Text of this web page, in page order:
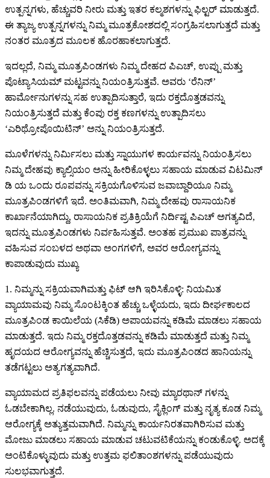
ಉತ್ಪನ್ನಗಳು, ಹೆಚ್ಚುವರಿ ನೀರು ಮತ್ತು ಇತರ ಕಲ್ಮಶಗಳನ್ನು ಫಿಲ್ಟರ್ ಮಾಡುತ್ತದೆ.
ಈ ತ್ಯಾಜ್ಯ ಉತ್ಪನ್ನಗಳನ್ನು ನಿಮ್ಮ ಮೂತ್ರಕೋಶದಲ್ಲಿ ಸಂಗ್ರಹಿಸಲಾಗುತ್ತದೆ ಮತ್ತು
ನಂತರ ಮೂತ್ರದ ಮೂಲಕ ಹೊರಹಾಕಲಾಗುತ್ತದೆ.
ಇದಲ್ಲದೆ, ನಿಮ್ಮ ಮೂತ್ರಪಿಂಡಗಳು ನಿಮ್ಮ ದೇಹದ ಪಿಎಚ್, ಉಪ್ಪು ಮತ್ತು
ಪೊಟ್ಯಾಸಿಯಮ್ ಮಟ್ಟವನ್ನು ನಿಯಂತ್ರಿಸುತ್ತವೆ. ಅವರು ‘ರೆನಿನ್’
ಹಾರ್ಮೋನುಗಳನ್ನು ಸಹ ಉತ್ಪಾದಿಸುತ್ತಾರೆ, ಇದು ರಕ್ತದೊತ್ತಡವನ್ನು
ನಿಯಂತ್ರಿಸುತ್ತದೆ ಮತ್ತು ಕೆಂಪು ರಕ್ತ ಕಣಗಳನ್ನು ಉತ್ಪಾದಿಸಲು
‘ಎರಿಥ್ರೋಪೊಯಿಟಿನ್’ ಅನ್ನು ನಿಯಂತ್ರಿಸುತ್ತದೆ.
ಮೂಳೆಗಳನ್ನು ನಿರ್ಮಿಸಲು ಮತ್ತು ಸ್ನಾಯುಗಳ ಕಾರ್ಯವನ್ನು ನಿಯಂತ್ರಿಸಲು
ನಿಮ್ಮ ದೇಹವು ಕ್ಯಾಲ್ಸಿಯಂ ಅನ್ನು ಹೀರಿಕೊಳ್ಳಲು ಸಹಾಯ ಮಾಡುವ ವಿಟಮಿನ್
ಡಿ ಯ ಒಂದು ರೂಪವನ್ನು ಸಕ್ರಿಯಗೊಳಿಸುವ ಜವಾಬ್ದಾರಿಯೂ ನಿಮ್ಮ
ಮೂತ್ರಪಿಂಡಗಳಿಗೆ ಇದೆ. ಅಂತಿಮವಾಗಿ, ನಿಮ್ಮ ದೇಹವು ರಾಸಾಯನಿಕ
ಕಾರ್ಖಾನೆಯಾಗಿದ್ದು, ರಾಸಾಯನಿಕ ಪ್ರತಿಕ್ರಿಯೆಗೆ ನಿರ್ದಿಷ್ಟ ಪಿಎಚ್ ಅಗತ್ಯವಿದೆ,
ಇದನ್ನು ಮೂತ್ರಪಿಂಡಗಳು ನಿರ್ವಹಿಸುತ್ತವೆ. ಅಂತಹ ಪ್ರಮುಖ ಪಾತ್ರವನ್ನು
ವಹಿಸುವ ಸಂಬಳದ ಅಥವಾ ಅಂಗಗಳಿಗೆ, ಅವರ ಆರೋಗ್ಯವನ್ನು
ಕಾಪಾಡುವುದು ಮುಖ್ಯ
1. ನಿಮ್ಮನ್ನು ಸಕ್ರಿಯವಾಗಿಮತ್ತು ಫಿಟ್ ಆಗಿ ಇರಿಸಿಕೊಳ್ಳಿ: ನಿಯಮಿತ
ವ್ಯಾಯಾಮವು ನಿಮ್ಮ ಸೊಂಟಕ್ಕಿಂತ ಹೆಚ್ಚು ಒಳ್ಳೆಯದು, ಇದು ದೀರ್ಘಕಾಲದ
ಮೂತ್ರಪಿಂಡ ಕಾಯಿಲೆಯ (ಸಿಕೆಡಿ) ಅಪಾಯವನ್ನು ಕಡಿಮೆ ಮಾಡಲು ಸಹಾಯ
ಮಾಡುತ್ತದೆ. ಇದು ನಿಮ್ಮ ರಕ್ತದೊತ್ತಡವನ್ನು ಕಡಿಮೆ ಮಾಡುತ್ತದೆ ಮತ್ತು ನಿಮ್ಮ
ಹೃದಯದ ಆರೋಗ್ಯವನ್ನು ಹೆಚ್ಚಿಸುತ್ತದೆ, ಇದು ಮೂತ್ರಪಿಂಡದ ಹಾನಿಯನ್ನು
ತಡೆಗಟ್ಟಲು ಅತ್ಯಗತ್ಯವಾಗಿದೆ.
ವ್ಯಾಯಾಮದ ಪ್ರತಿಫಲವನ್ನು ಪಡೆಯಲು ನೀವು ಮ್ಯಾರಥಾನ್ ಗಳನ್ನು
ಓಡಬೇಕಾಗಿಲ್ಲ. ನಡೆಯುವುದು, ಓಡುವುದು, ಸೈಕ್ಲಿಂಗ್ ಮತ್ತು ನೃತ್ಯ ಕೂಡ ನಿಮ್ಮ
ಆರೋಗ್ಯಕ್ಕೆ ಅತ್ಯುತ್ತಮವಾಗಿದೆ. ನಿಮ್ಮನ್ನು ಕಾರ್ಯನಿರತವಾಗಿರಿಸುವ ಮತ್ತು
ಮೋಜು ಮಾಡಲು ಸಹಾಯ ಮಾಡುವ ಚಟುವಟಿಕೆಯನ್ನು ಕಂಡುಕೊಳ್ಳಿ. ಅದಕ್ಕೆ
ಅಂಟಿಕೊಳ್ಳುವುದು ಮತ್ತು ಉತ್ತಮ ಫಲಿತಾಂಶಗಳನ್ನು ಪಡೆಯುವುದು
ಸುಲಭವಾಗುತ್ತದೆ.